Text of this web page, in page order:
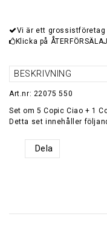
Vi är ett
Klicka på
BESKRIVNING
Art.nr: 22075 550
Set om 5 Copic Ciao + 1
Detta set innehåller
Dela